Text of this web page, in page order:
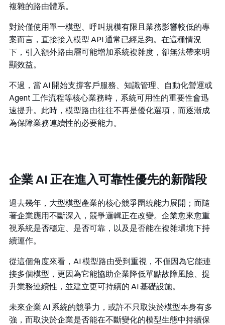
複雜的路由體系。
對於僅使用單一模型、呼叫規模有限且業務影響較低的專
案而言，直接接入模型 API 通常已經足夠。在這種情況
下，引入額外路由層可能增加系統複雜度，卻無法帶來明
顯效益。
不過，當 AI 開始支撐客戶服務、知識管理、自動化營運或
Agent 工作流程等核心業務時，系統可用性的重要性會迅
速提升。此時，模型路由往往不再是優化選項，而逐漸成
為保障業務連續性的必要能力。
企業 AI 正在進入可靠性優先的新階段
過去幾年，大型模型產業的核心競爭圍繞能力展開；而隨
著企業應用不斷深入，競爭邏輯正在改變。企業愈來愈重
視系統是否穩定、是否可靠，以及是否能在複雜環境下持
續運作。
從這個角度來看，AI 模型路由受到重視，不僅因為它能連
接多個模型，更因為它能協助企業降低單點故障風險、提
升業務連續性，並建立更可持續的 AI 基礎設施。
未來企業 AI 系統的競爭力，或許不只取決於模型本身有多
強，而取決於企業是否能在不斷變化的模型生態中持續保